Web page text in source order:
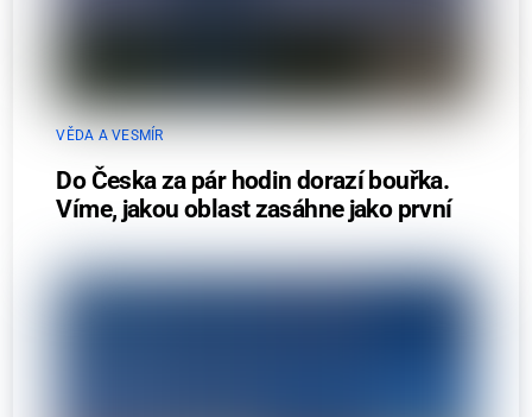
VĚDA A VESMÍR
Do Česka za pár hodin dorazí bouřka.
Víme, jakou oblast zasáhne jako první